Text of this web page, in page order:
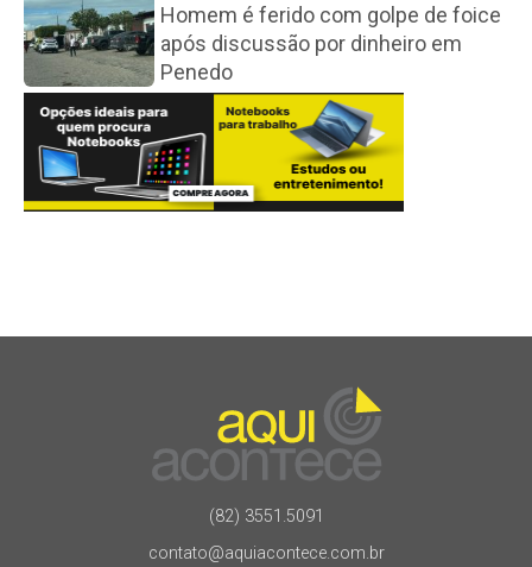
Homem é ferido com golpe de foice
após discussão por dinheiro em
Penedo
(82) 3551.5091
contato@aquiacontece.com.br